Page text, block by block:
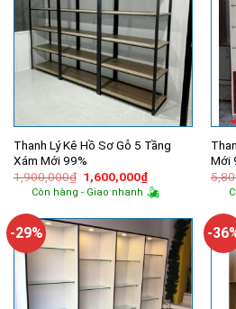
Thanh Lý Kê Hồ Sơ Gỗ 5 Tầng
Xám Mới 99%
1,900,000₫ Giá
gốc
là:
1,600,000₫Giá
hiện
tại
1,600,000₫.
Còn hàng - Giao nhanh
Mới
-29% -